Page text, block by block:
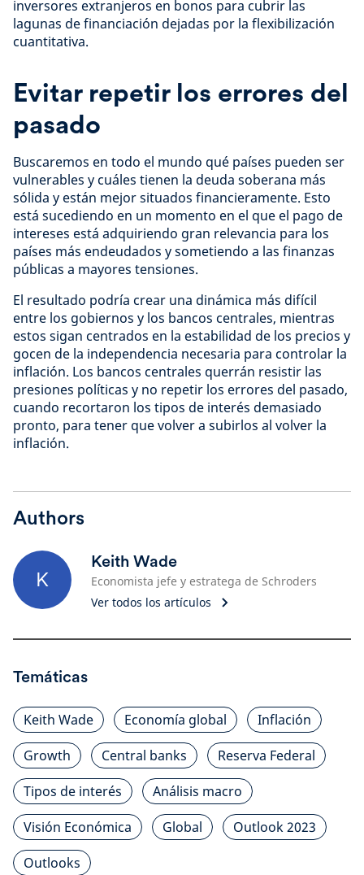
inversores extranjeros en bonos para cubrir las
lagunas de financiación dejadas por la flexibilización
cuantitativa.
Evitar repetir los errores del
pasado
Buscaremos en todo el mundo qué países pueden ser
vulnerables y cuáles tienen la deuda soberana más
sólida y están mejor situados financieramente. Esto
está sucediendo en un momento en el que el pago de
intereses está adquiriendo gran relevancia para los
países más endeudados y sometiendo a las finanzas
públicas a mayores tensiones.
El resultado podría crear una dinámica más difícil
entre los gobiernos y los bancos centrales, mientras
estos sigan centrados en la estabilidad de los precios y
gocen de la independencia necesaria para controlar la
inflación. Los bancos centrales querrán resistir las
presiones políticas y no repetir los errores del pasado,
cuando recortaron los tipos de interés demasiado
pronto, para tener que volver a subirlos al volver la
inflación.
Authors
K
Keith Wade
Economista jefe y estratega de Schroders
Ver todos los artículos
Temáticas
Keith Wade Economía global
Inflación
Growth
Central banks
Reserva Federal
Tipos de interés
Análisis macro
Visión Económica
Global
Outlook 2023
Outlooks